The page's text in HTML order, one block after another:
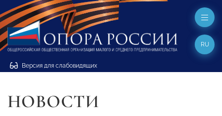
Версия для слабовидящих
RU
НОВОСТИ